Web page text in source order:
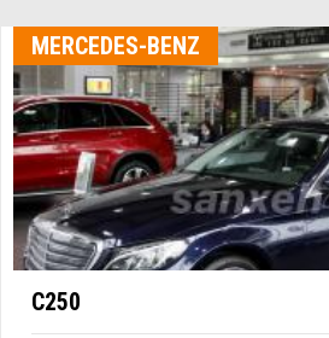
MERCEDES-BENZ
C250